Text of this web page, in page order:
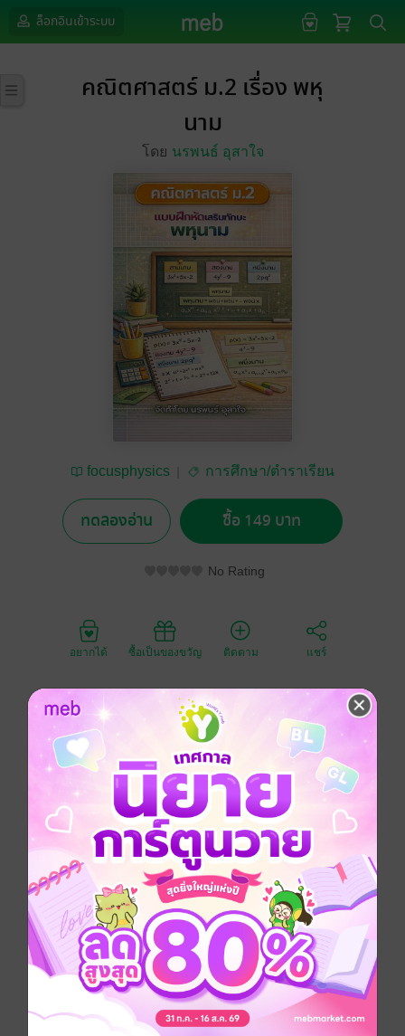
ล็อกอินเข้าระบบ
คณิตศาสตร์ ม.2 เรื่อง พหุ
นาม
โดย นรพนธ์ อุสาใจ
focusphysics การศึกษา/ตำราเรียน
ทดลองอ่าน ซื้อ 149 บาท
No Rating
อยากได้ ซื้อเป็นของขวัญ ติดตาม แชร์
หนังสือคู่มือคณิตศาสตร์ ม . ต้น ได้จัดทำขึ้นมาโดยมี
วัตถุประสงค์เพื่อให้นักเรียนชั้น มัธยมศึกษาตอนต้น ทั่ว
ประเทศ และผู้สนใจทั่วไป สามารถนำไปศึกษาเรียนรู้ได้
ด้วยตนเอง เพื่อเตรียมตัวสอบประจำบทหรือแข่งขันเข้า
เรียนในระดับชั้นมัธยมศึกษาตอนปลาย ได้เป็นอย่างดี
เนื้อหาเป็นโจทย์แบบฝึกหัดตามหนังสือเรียนและข้อสอบ
จริงย้อนหลังแบ่งตามเนื้อหาที่ออกข้อสอบ เพื่อให้นักเรียน
ได้ฝึกทำข้อสอบจริงและสามารถมองเห็นแนวทางเทคนิค
ต่างๆการทำโจทย์แบบฝึกหัดได้ด้วยตนเอง เพื่อเตรียมสอบ
อย่างได้ผล
ผู้เขียนมั่นใจว่าหนังสือคู่มือเตรียมสอบ ชุดนี้จะเป็น
ประโยชน์ต่อนักเรียนที่ใช้ศึกษาเพิ่มเติมหรือเตรียมตัวสอบ
ได้เป็นอย่างดี
หากมีข้อเสนอแนะใด ๆ กรุณาแจ้งให้ผู้เขียนทราบ เพื่อเป็น
ประโยชน์ในการพัฒนาปรับปรุงแก้ไข และสร้างสรรค์ผล
งานทางวิชาการในครั้งต่อๆไป